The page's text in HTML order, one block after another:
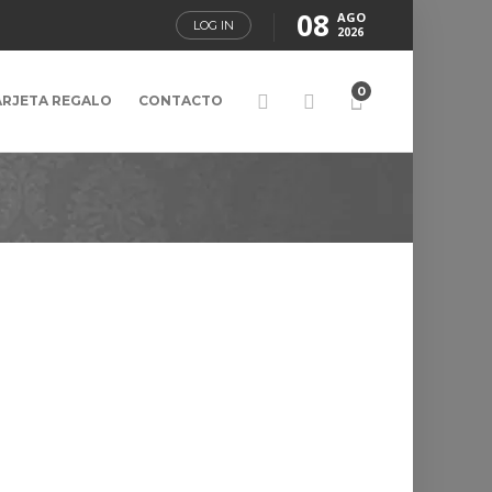
LOG IN 08 AGO
2026
REGALO CONTACTO
0